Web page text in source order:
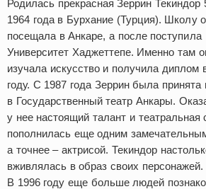
Родилась прекрасная Зеррин Текиндор
1964 года в Бурхание (Турция). Школу
посещала в Анкаре, а после поступила
Университет Хаджеттепе. Именно там
изучала искусство и получила диплом
году. С 1987 года Зеррин была принята
в Государственный театр Анкары.
у нее настоящий талант и театральная
пополнилась еще одним
а точнее – актрисой. Текиндор
вживлялась в образ своих
В 1996 году еще больше людей